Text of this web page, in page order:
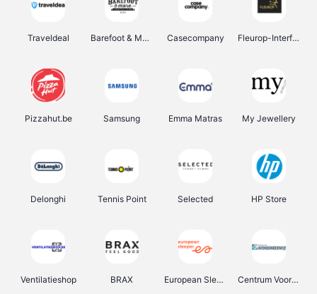
Traveldeal Barefoot & More Casecompany Fleurop-Interflora
Pizzahut.be Samsung Emma Matras My Jewellery
Delonghi Tennis Point Selected HP Store
Ventilatieshop BRAX European Sleeper Centrum Voor Avondonderwijs